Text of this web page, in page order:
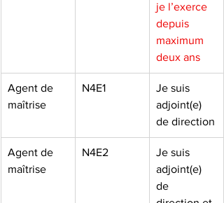
je l’exerce
depuis
maximum
deux ans
Agent de
maîtrise
N4E1
Je suis
adjoint(e)
de direction
Agent de
maîtrise
N4E2
Je suis
adjoint(e)
de